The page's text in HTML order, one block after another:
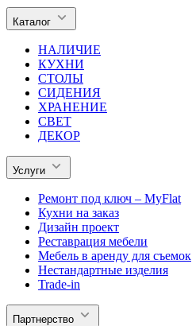
Каталог
НАЛИЧИЕ
КУХНИ
СТОЛЫ
СИДЕНИЯ
ХРАНЕНИЕ
СВЕТ
ДЕКОР
Услуги
Ремонт под ключ – MyFlat
Кухни на заказ
Дизайн проект
Реставрация мебели
Мебель в аренду для съемок
Нестандартные изделия
Trade-in
Партнерство